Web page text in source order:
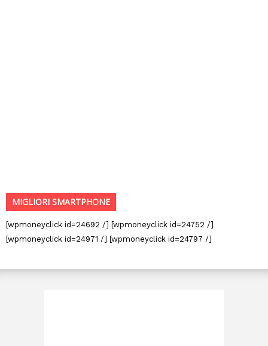
MIGLIORI SMARTPHONE
[wpmoneyclick id=24692 /] [wpmoneyclick id=24752 /]
[wpmoneyclick id=24971 /] [wpmoneyclick id=24797 /]